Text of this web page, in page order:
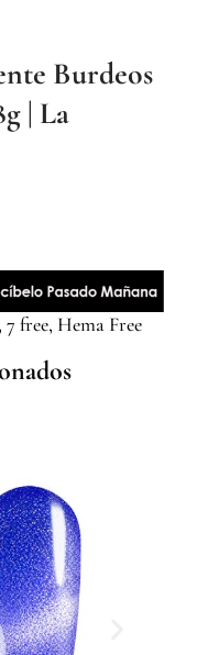
Burdeos
| La
free, Hema Free